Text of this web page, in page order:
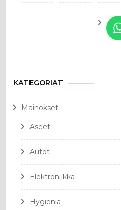
KATEGORIAT
Mainokset
Aseet
Autot
Elektroniikka
Hygienia